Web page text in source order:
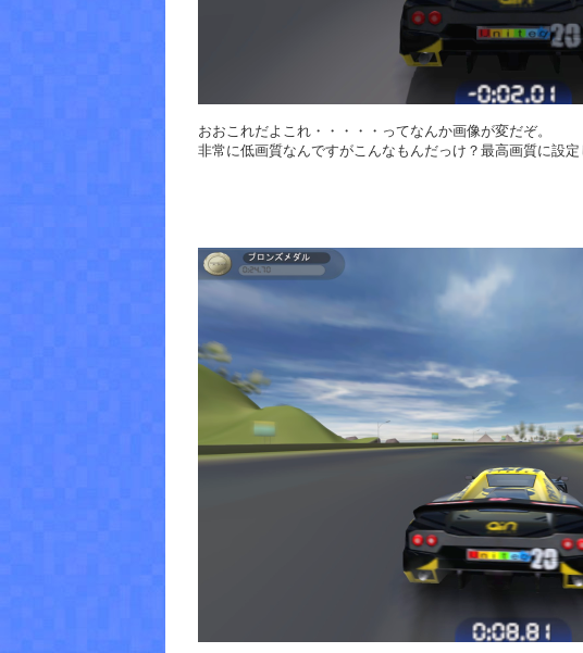
おおこれだよこれ・・・・・ってなんか画像が変だぞ。
非常に低画質なんですがこんなもんだっけ？最高画質に設定